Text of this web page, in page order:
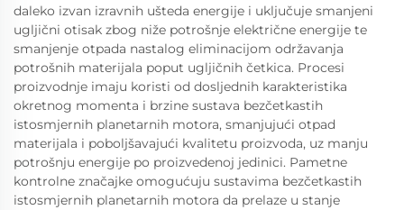
daleko izvan izravnih ušteda energije i uključuje smanjeni
ugljični otisak zbog niže potrošnje električne energije te
smanjenje otpada nastalog eliminacijom održavanja
potrošnih materijala poput ugljičnih četkica. Procesi
proizvodnje imaju koristi od dosljednih karakteristika
okretnog momenta i brzine sustava bezčetkastih
istosmjernih planetarnih motora, smanjujući otpad
materijala i poboljšavajući kvalitetu proizvoda, uz manju
potrošnju energije po proizvedenoj jedinici. Pametne
kontrolne značajke omogućuju sustavima bezčetkastih
istosmjernih planetarnih motora da prelaze u stanje